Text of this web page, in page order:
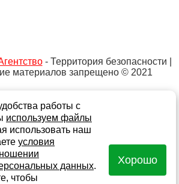
- Территория безопасности |
материалов запрещено © 2021
публичной офертой
персональных данных и
информации
обработку персональных данных
информационной и рекламной
рассылки
работы с
используем файлы
использовать наш
условия
данных.
чтобы
Хорошо